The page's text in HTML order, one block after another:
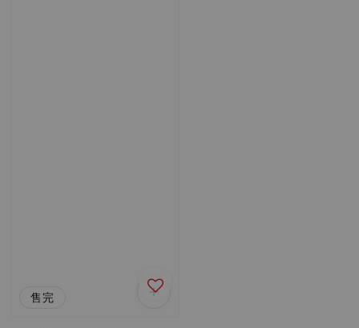
售完